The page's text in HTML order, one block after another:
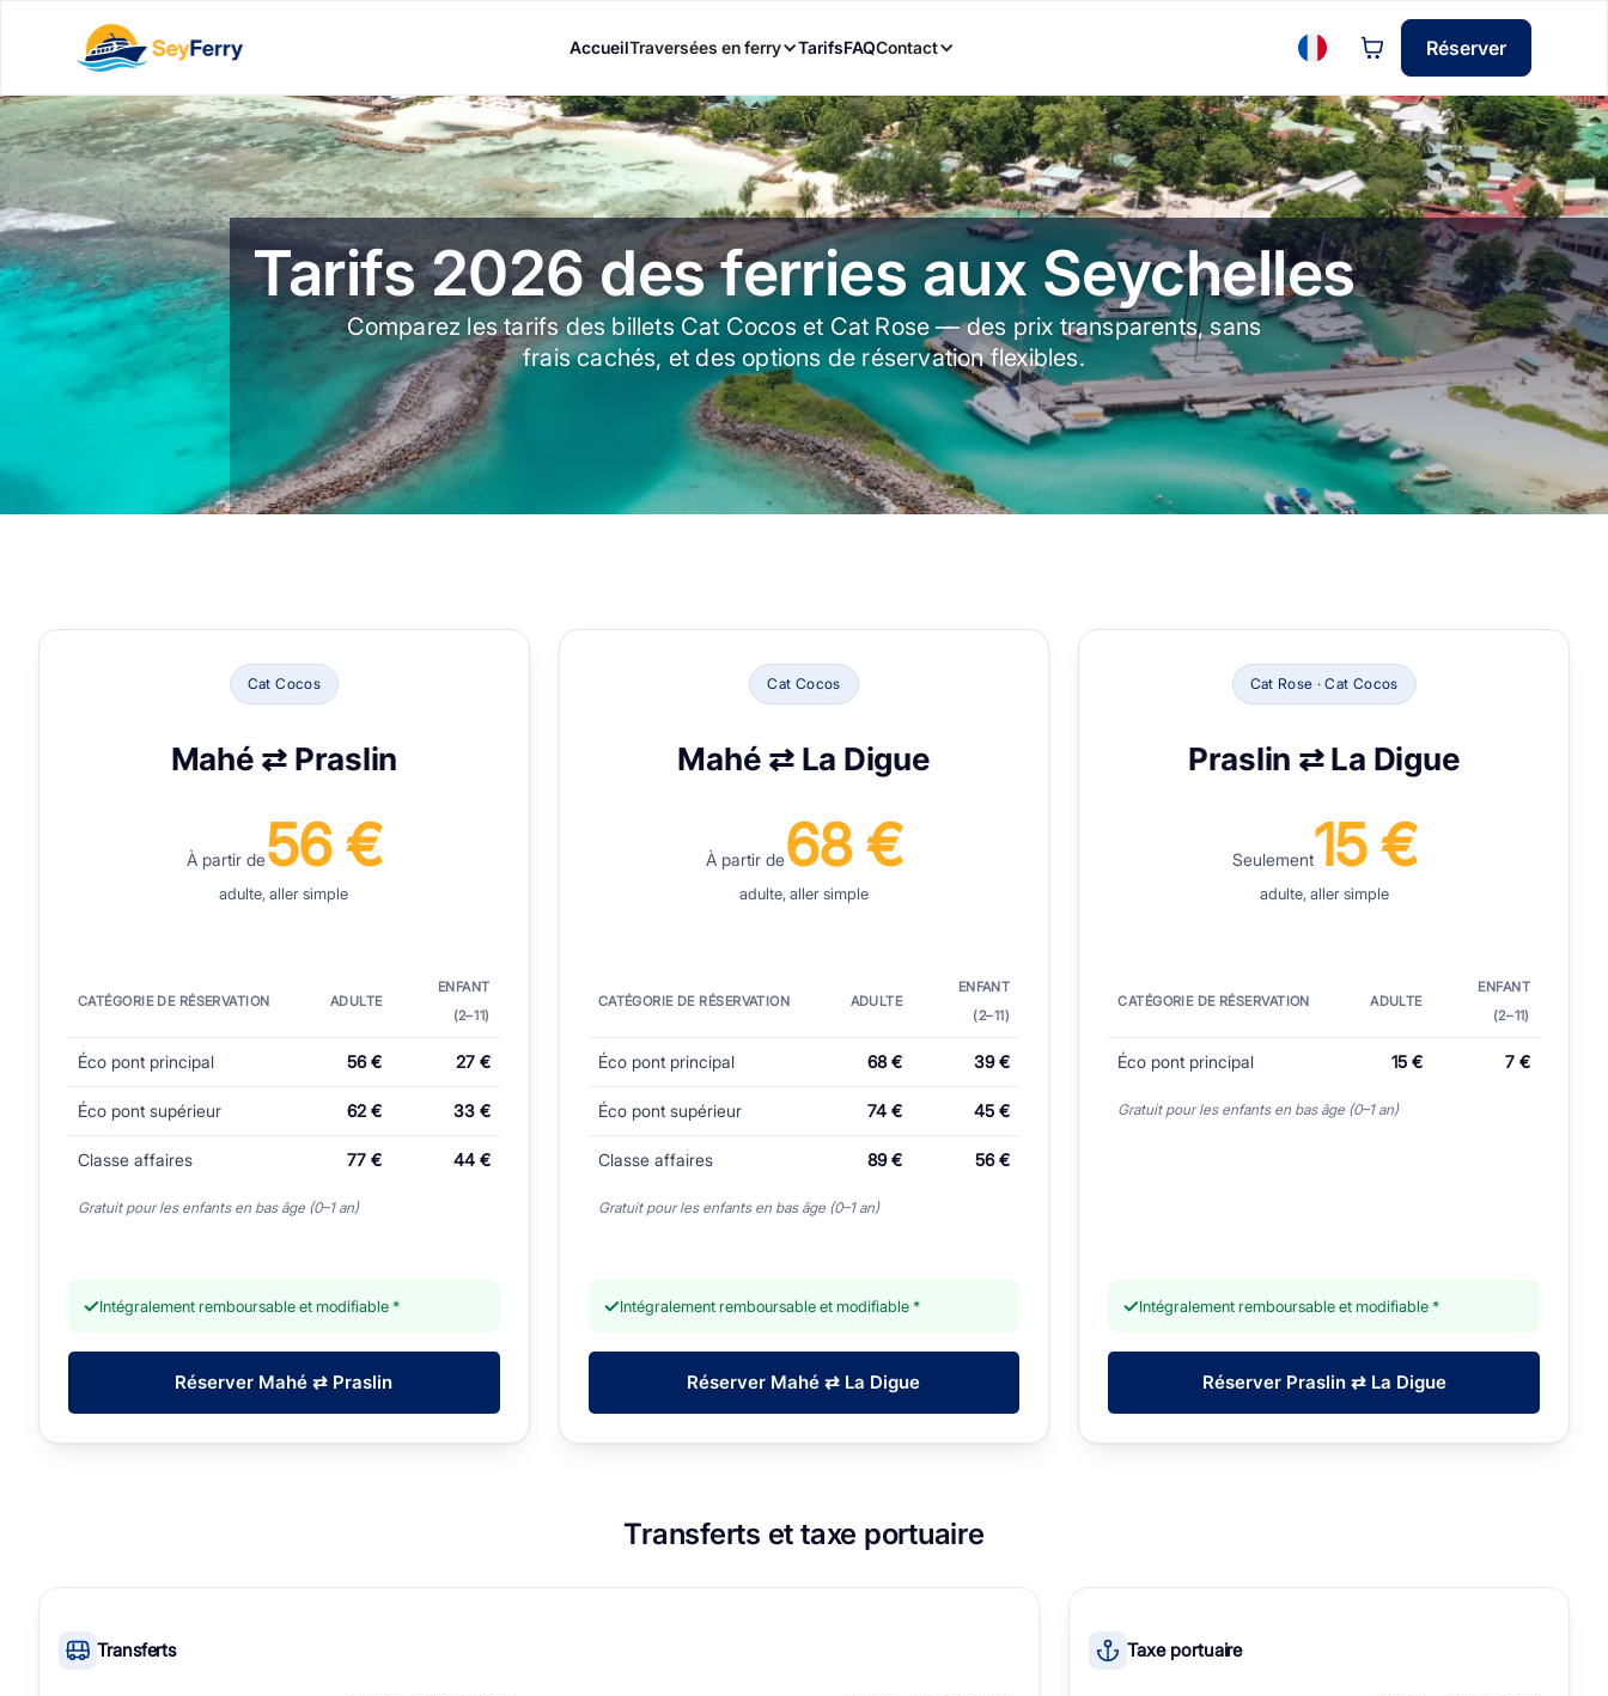
AccueilTraversées en ferry TarifsFAQContact Réserver
Tarifs 2026 des ferries aux Seychelles
Comparez les tarifs des billets Cat Cocos et Cat Rose — des prix transparents, sans
frais cachés, et des options de réservation flexibles.
Cat Cocos
Mahé ⇄ Praslin
À partir de56 €
adulte, aller simple
CATÉGORIE DE RÉSERVATION ADULTE
ENFANT
(2–⁠11)
Éco pont principal 56 € 27 €
Éco pont supérieur 62 € 33 €
Classe affaires 77 € 44 €
Gratuit pour les enfants en bas âge (0–1 an)
✓Intégralement remboursable et modifiable *
Réserver Mahé ⇄ Praslin
Cat Cocos
Mahé ⇄ La Digue
À partir de68 €
adulte, aller simple
CATÉGORIE DE RÉSERVATION ADULTE
ENFANT
(2–⁠11)
Éco pont principal 68 € 39 €
Éco pont supérieur 74 € 45 €
Classe affaires 89 € 56 €
Gratuit pour les enfants en bas âge (0–1 an)
✓Intégralement remboursable et modifiable *
Réserver Mahé ⇄ La Digue
Cat Rose · Cat Cocos
Praslin ⇄ La Digue
Seulement15 €
adulte, aller simple
CATÉGORIE DE RÉSERVATION ADULTE
ENFANT
(2–⁠11)
Éco pont principal 15 € 7 €
Gratuit pour les enfants en bas âge (0–1 an)
✓Intégralement remboursable et modifiable *
Réserver Praslin ⇄ La Digue
Transferts et taxe portuaire
Transferts Taxe portuaire